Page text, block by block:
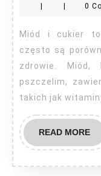
jest
od
0
Miód i cukier to dwa popularne słodziki, które
często są
zdrowie. Miód,
pszczelim,
takich jak
READ MORE